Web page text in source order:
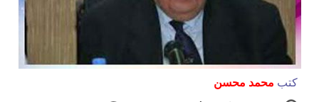
كتب محمد محسن